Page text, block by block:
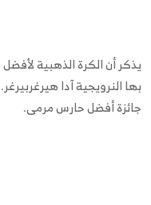
بها النرويجية آدا
جائزة أفضل حارس مرمى.